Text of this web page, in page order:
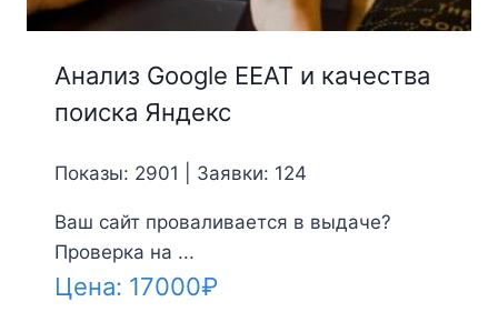
Анализ Google EEAT и качества
поиска Яндекс
Показы: 2901 | Заявки: 124
Ваш сайт проваливается в выдаче?
Проверка на ...
Цена: 17000₽